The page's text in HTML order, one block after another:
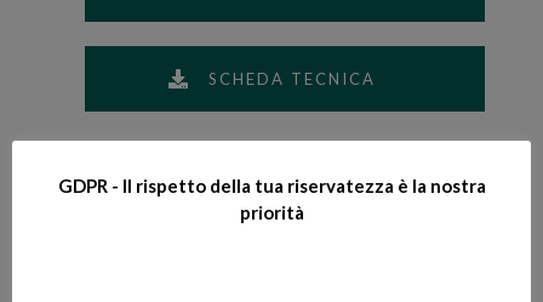
SCHEDA TECNICA
GDPR - Il rispetto della tua riservatezza è la nostra
priorità